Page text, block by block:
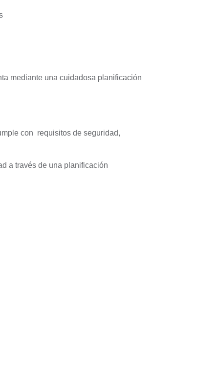
mediante una cuidadosa planificación
con requisitos de seguridad,
a través de una planificación